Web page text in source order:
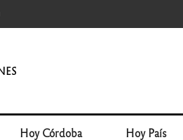
Hoy Córdoba Hoy País